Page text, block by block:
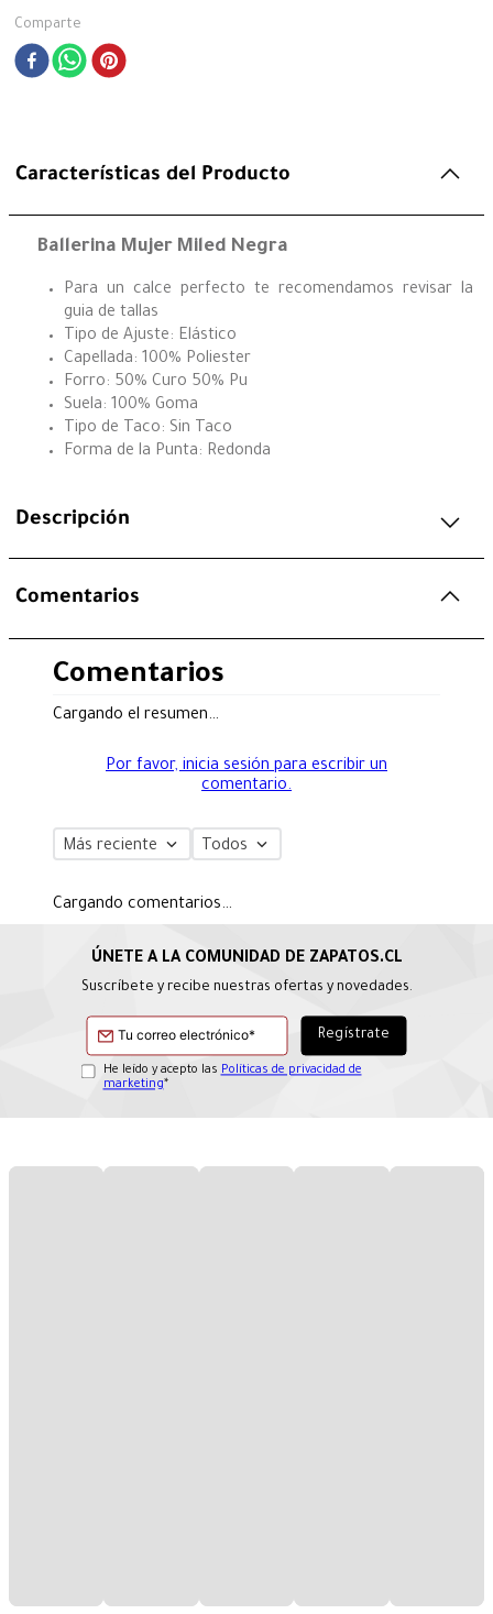
Comparte
Características del Producto
Ballerina Mujer Miled Negra
Para un calce perfecto te recomendamos revisar la
guia de tallas
Tipo de Ajuste: Elástico
Capellada: 100% Poliester
Forro: 50% Curo 50% Pu
Suela: 100% Goma
Tipo de Taco: Sin Taco
Forma de la Punta: Redonda
Descripción
Comentarios
Comentarios
Cargando el resumen…
Por favor, inicia sesión para escribir un
comentario.
Más reciente Todos
Cargando comentarios…
Suscríbete y recibe nuestras ofertas y novedades.
He leído y acepto las Políticas de privacidad de
marketing*